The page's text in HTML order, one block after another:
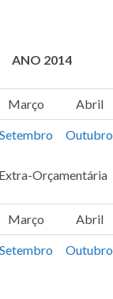
ANO 2014
Março Abril
Setembro Outubro
Orçamentária
Março Abril
Setembro Outubro